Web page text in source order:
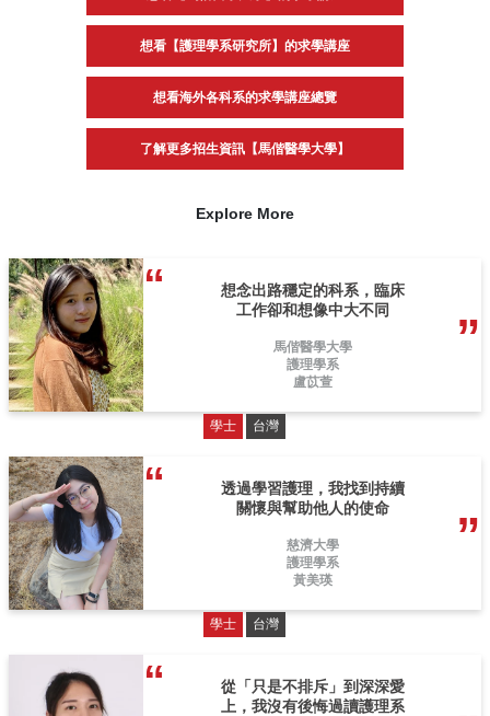
想看【護理學系研究所】的求學講座
想看海外各科系的求學講座總覽
了解更多招生資訊【馬偕醫學大學】
Explore More
想念出路穩定的科系，臨床
工作卻和想像中大不同
馬偕醫學大學
護理學系
盧苡萱
學士 台灣
透過學習護理，我找到持續
關懷與幫助他人的使命
慈濟大學
護理學系
黃美瑛
學士 台灣
從「只是不排斥」到深深愛
上，我沒有後悔過讀護理系